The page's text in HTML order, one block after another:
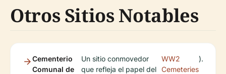
Otros Sitios Notables
Cementerio
Comunal de
Un sitio conmovedor
que refleja el papel del
WW2
Cemeteries
).